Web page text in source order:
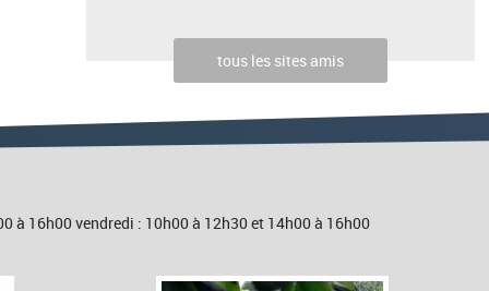
tous les sites amis
à 16h00 vendredi : 10h00 à 12h30 et 14h00 à 16h00